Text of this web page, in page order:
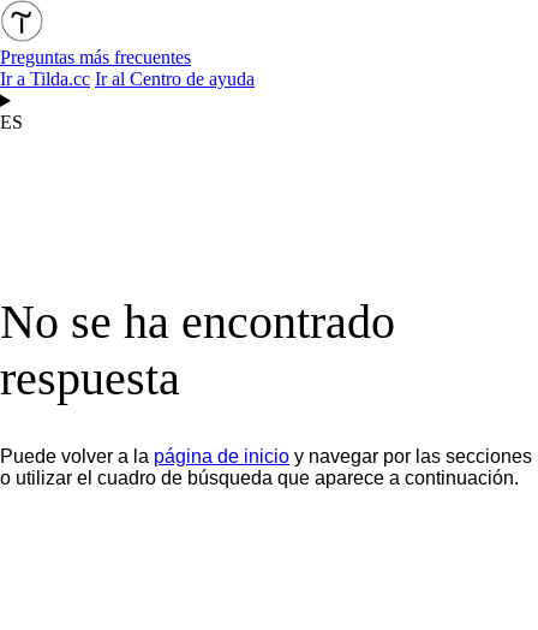
Preguntas más frecuentes
Ir a Tilda.cc Ir al Centro de ayuda
ES
No se ha encontrado
respuesta
Puede volver a la página de inicio y navegar por las secciones
o utilizar el cuadro de búsqueda que aparece a continuación.